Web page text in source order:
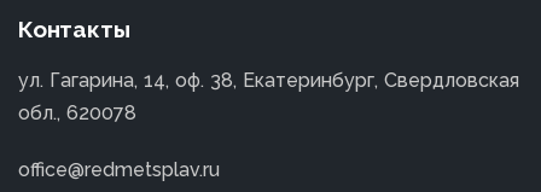
Контакты
ул. Гагарина, 14, оф. 38, Екатеринбург, Свердловская
обл., 620078
office@redmetsplav.ru